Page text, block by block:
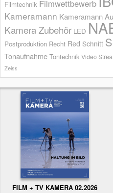
Filmtechnik Filmwettbewerb
Kameramann Kameramann
Kamera Zubehör LED
Postproduktion Recht Red Schnitt
Tonaufnahme Tontechnik Video
Zeiss
FILM + TV KAMERA 02.2026